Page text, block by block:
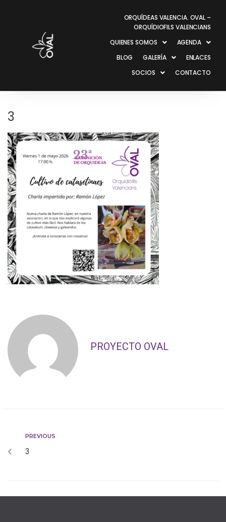
ORQUÍDEAS VALENCIA. OVAL –
ORQUÍDIOFILS VALENCIANS
QUIENES SOMOS
AGENDA
BLOG
GALERÍA
ENLACES
SOCIOS
CONTACTO
3
PROYECTO OVAL
PREVIOUS
3